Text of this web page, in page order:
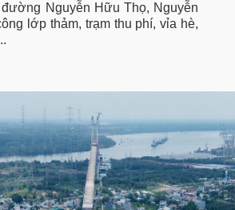
Nguyễn Hữu Thọ, Nguyễn
lớp thảm, trạm thu phí, vỉa hè,